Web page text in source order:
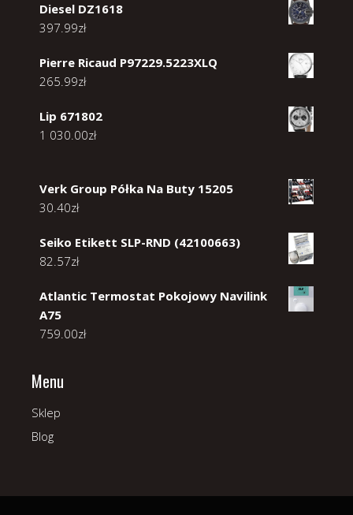
Diesel DZ1618
397.99zł
Pierre Ricaud P97229.5223XLQ
265.99zł
Lip 671802
1 030.00zł
Verk Group Półka Na Buty 15205
30.40zł
Seiko Etikett SLP-RND (42100663)
82.57zł
Atlantic Termostat Pokojowy Navilink
A75
759.00zł
Menu
Sklep
Blog